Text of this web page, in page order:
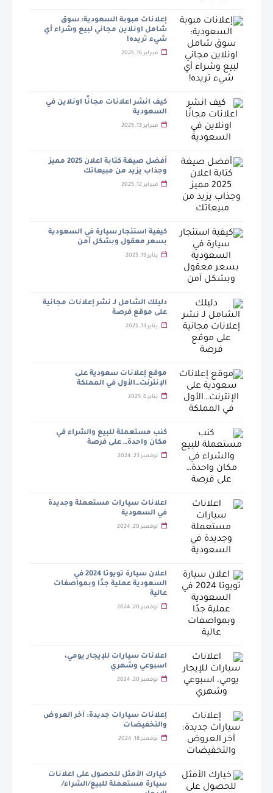
إعلانات مبوبة السعودية: سوق
شامل اونلاين مجاني لبيع وشراء أي
شيء تريده!
فبراير 16, 2025
كيف انشر اعلانات مجانًا اونلاين في
السعودية
فبراير 13, 2025
أفضل صيغة كتابة اعلان 2025 مميز
وجذاب يزيد من مبيعاتك
فبراير 12, 2025
كيفية استئجار سيارة في السعودية
بسعر معقول وبشكل آمن
يناير 19, 2025
دليلك الشامل لـ نشر إعلانات مجانية
على موقع فرصة
يناير 13, 2025
موقع إعلانات سعودية على
الإنترنت…الأول في المملكة
يناير 6, 2025
كنب مستعملة للبيع والشراء في
مكان واحدة… على فرصة
نوفمبر 23, 2024
اعلانات سيارات مستعملة وجديدة
في السعودية
نوفمبر 20, 2024
اعلان سيارة تويوتا 2024 في
السعودية عملية جدًا وبمواصفات
عالية
نوفمبر 20, 2024
اعلانات سيارات للإيجار يومي،
اسبوعي وشهري
نوفمبر 20, 2024
إعلانات سيارات جديدة: آخر العروض
والتخفيضات
نوفمبر 18, 2024
خيارك الأمثل للحصول على اعلانات
سيارة مستعملة للبيع/الشراء/